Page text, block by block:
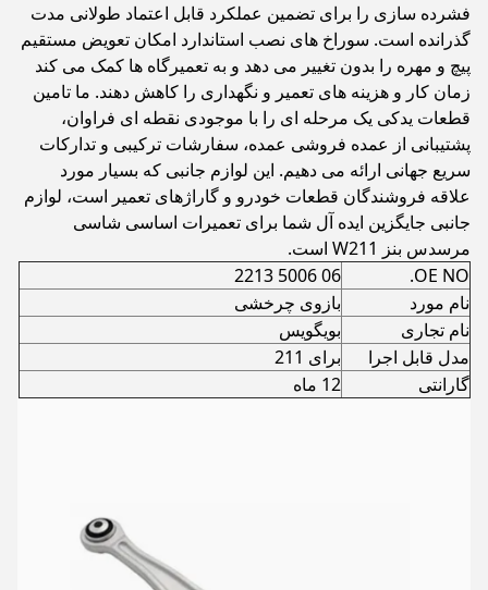
فشرده سازی را برای تضمین عملکرد قابل اعتماد طولانی مدت
گذرانده است. سوراخ های نصب استاندارد امکان تعویض مستقیم
پیچ و مهره را بدون تغییر می دهد و به تعمیرگاه ها کمک می کند
زمان کار و هزینه های تعمیر و نگهداری را کاهش دهند. ما تامین
قطعات یدکی یک مرحله ای را با موجودی نقطه ای فراوان،
پشتیبانی از عمده فروشی عمده، سفارشات ترکیبی و تدارکات
سریع جهانی ارائه می دهیم. این لوازم جانبی که بسیار مورد
علاقه فروشندگان قطعات خودرو و گاراژهای تعمیر است، لوازم
جانبی جایگزین ایده آل شما برای تعمیرات اساسی شاسی
مرسدس بنز W211 است.
OE NO.
06 5006 2213
نام مورد
بازوی چرخشی
نام تجاری
بویگویس
مدل قابل اجرا
برای 211
گارانتی
12 ماه